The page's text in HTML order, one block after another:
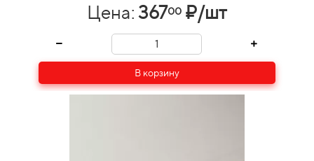
Цена:36700 ₽/шт
В корзину